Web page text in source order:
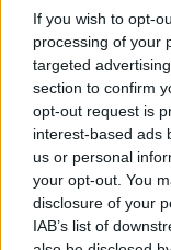
If you wish to opt-
processing of your
targeted
section to confirm
opt-out request is
interest-based ads
us or personal
your opt-out. You
disclosure of your
IAB’s list of
11 Cheslin
Reinach, 8
du Toit, 6 Siya
Eben
Mbonambi, 1
Panchina:16
Vincent Koch,
Smith, 21 Faf